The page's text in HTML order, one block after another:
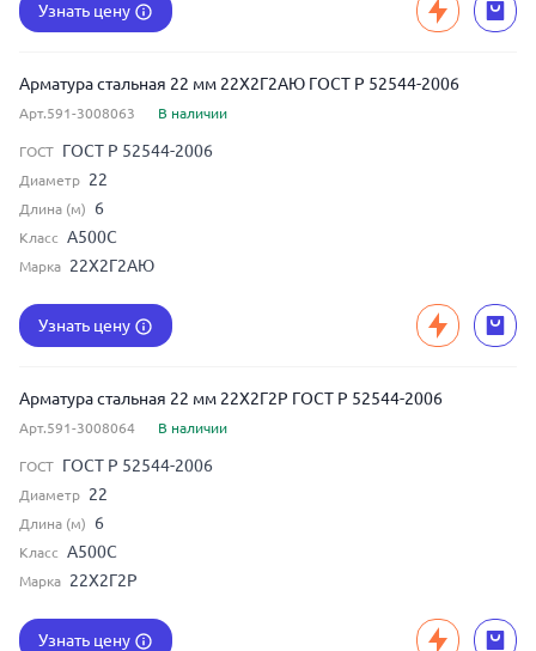
Узнать цену
Арматура стальная 22 мм 22Х2Г2АЮ ГОСТ Р 52544-2006
Арт.591-3008063 В наличии
ГОСТ ГОСТ Р 52544-2006
Диаметр 22
Длина (м) 6
Класс А500С
Марка 22Х2Г2АЮ
Узнать цену
Арматура стальная 22 мм 22Х2Г2Р ГОСТ Р 52544-2006
Арт.591-3008064 В наличии
ГОСТ ГОСТ Р 52544-2006
Диаметр 22
Длина (м) 6
Класс А500С
Марка 22Х2Г2Р
Узнать цену